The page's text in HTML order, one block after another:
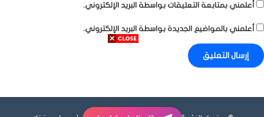
أعلمني بمتابعة التعليقات بواسطة البريد الإلكتروني.
أعلمني بالمواضيع الجديدة بواسطة البريد الإلكتروني.